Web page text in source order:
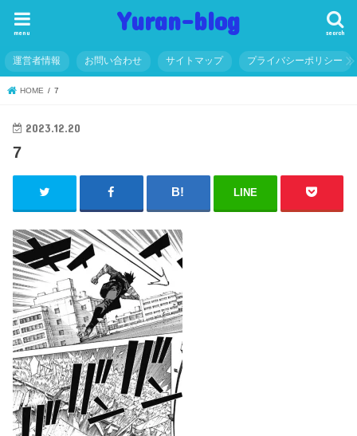
Yuran-blog search
menu
運営者情報 お問い合わせ サイトマップ プライバシーポリシー
HOME 7
2023.12.20
7
LINE